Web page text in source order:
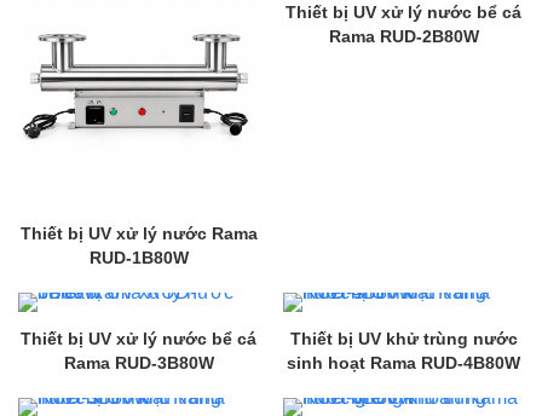
Thiết bị UV xử lý nước Rama
RUD-1B80W
Thiết bị UV xử lý nước bể cá
Rama RUD-2B80W
Thiết bị UV xử lý nước bể cá
Rama RUD-3B80W
Thiết bị UV khử trùng nước
sinh hoạt Rama RUD-4B80W